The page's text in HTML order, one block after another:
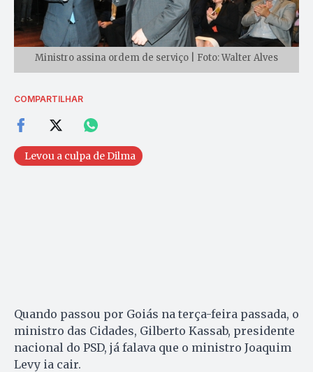
Ministro assina ordem de serviço | Foto: Walter Alves
COMPARTILHAR
Levou a culpa de Dilma
Quando passou por Goiás na terça-feira passada, o
ministro das Cidades, Gilberto Kassab, presidente
nacional do PSD, já falava que o ministro Joaquim
Levy ia cair.